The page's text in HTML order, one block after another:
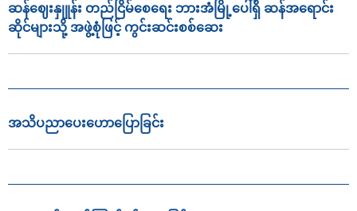
ဆန်ဈေးနှုူန်း တည်ငြိမ်စေရေး ဘားအံမြို့ပေါ်ရှိ ဆန်အရောင်း
ဆိုင်များသို့ အဖွဲ့စုံဖြင့် ကွင်းဆင်းစစ်ဆေး
အသိပညာ‌ပေး‌ဟောပြောခြင်း